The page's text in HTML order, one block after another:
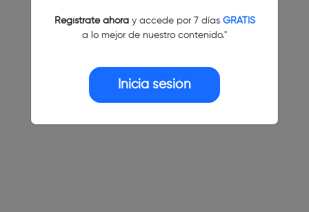
Regístrate ahoray accede por 7 días GRATIS
a lo mejor de nuestro contenido."
Inicia sesión